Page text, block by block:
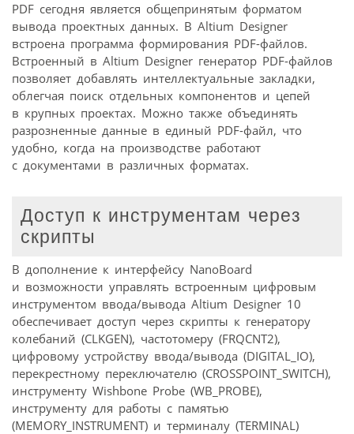
PDF сегодня является общепринятым форматом
вывода проектных данных. В Altium Designer
встроена программа формирования PDF-файлов.
Встроенный в Altium Designer генератор PDF-файлов
позволяет добавлять интеллектуальные закладки,
облегчая поиск отдельных компонентов и цепей
в крупных проектах. Можно также объединять
разрозненные данные в единый PDF-файл, что
удобно, когда на производстве работают
с документами в различных форматах.
Доступ к инструментам через
скрипты
В дополнение к интерфейсу NanoBoard
и возможности управлять встроенным цифровым
инструментом ввода/вывода Altium Designer 10
обеспечивает доступ через скрипты к генератору
колебаний (CLKGEN), частотомеру (FRQCNT2),
цифровому устройству ввода/вывода (DIGITAL_IO),
перекрестному переключателю (CROSSPOINT_SWITCH),
инструменту Wishbone Probe (WB_PROBE),
инструменту для работы с памятью
(MEMORY_INSTRUMENT) и терминалу (TERMINAL)